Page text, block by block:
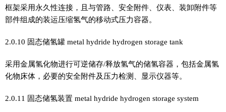
框架采用永久性连接，且与管路、安全附件、仪表、装卸附件等
部件组成的装运压缩氢气的移动式压力容器。
2.0.10 固态储氢罐 metal hydride hydrogen storage tank
采用金属氢化物进行可逆储存/释放氢气的储氢容器，包括金属氢
化物床体，必要的安全附件及压力检测、显示仪器等。
2.0.11 固态储氢装置 metal hydride hydrogen storage system